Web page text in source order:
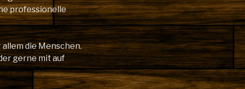
professionelle
die Menschen.
gerne mit auf